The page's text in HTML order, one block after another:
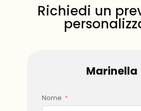
Richiedi un
Marinella
Nome